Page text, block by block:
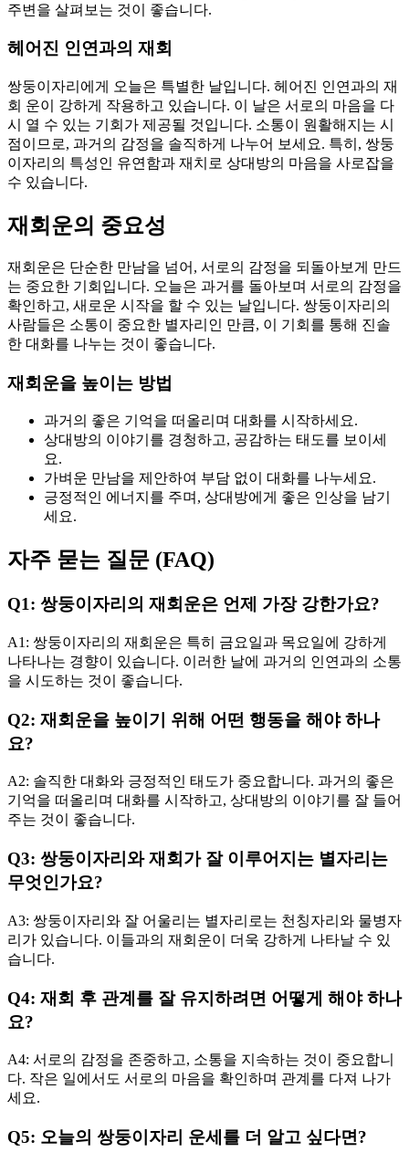
주변을 살펴보는 것이 좋습니다.
헤어진 인연과의 재회
쌍둥이자리에게 오늘은 특별한 날입니다. 헤어진 인연과의 재
회 운이 강하게 작용하고 있습니다. 이 날은 서로의 마음을 다
시 열 수 있는 기회가 제공될 것입니다. 소통이 원활해지는 시
점이므로, 과거의 감정을 솔직하게 나누어 보세요. 특히, 쌍둥
이자리의 특성인 유연함과 재치로 상대방의 마음을 사로잡을
수 있습니다.
재회운의 중요성
재회운은 단순한 만남을 넘어, 서로의 감정을 되돌아보게 만드
는 중요한 기회입니다. 오늘은 과거를 돌아보며 서로의 감정을
확인하고, 새로운 시작을 할 수 있는 날입니다. 쌍둥이자리의
사람들은 소통이 중요한 별자리인 만큼, 이 기회를 통해 진솔
한 대화를 나누는 것이 좋습니다.
재회운을 높이는 방법
과거의 좋은 기억을 떠올리며 대화를 시작하세요.
상대방의 이야기를 경청하고, 공감하는 태도를 보이세
요.
가벼운 만남을 제안하여 부담 없이 대화를 나누세요.
긍정적인 에너지를 주며, 상대방에게 좋은 인상을 남기
세요.
자주 묻는 질문 (FAQ)
Q1: 쌍둥이자리의 재회운은 언제 가장 강한가요?
A1: 쌍둥이자리의 재회운은 특히 금요일과 목요일에 강하게
나타나는 경향이 있습니다. 이러한 날에 과거의 인연과의 소통
을 시도하는 것이 좋습니다.
Q2: 재회운을 높이기 위해 어떤 행동을 해야 하나
요?
A2: 솔직한 대화와 긍정적인 태도가 중요합니다. 과거의 좋은
기억을 떠올리며 대화를 시작하고, 상대방의 이야기를 잘 들어
주는 것이 좋습니다.
Q3: 쌍둥이자리와 재회가 잘 이루어지는 별자리는
무엇인가요?
A3: 쌍둥이자리와 잘 어울리는 별자리로는 천칭자리와 물병자
리가 있습니다. 이들과의 재회운이 더욱 강하게 나타날 수 있
습니다.
Q4: 재회 후 관계를 잘 유지하려면 어떻게 해야 하나
요?
A4: 서로의 감정을 존중하고, 소통을 지속하는 것이 중요합니
다. 작은 일에서도 서로의 마음을 확인하며 관계를 다져 나가
세요.
Q5: 오늘의 쌍둥이자리 운세를 더 알고 싶다면?